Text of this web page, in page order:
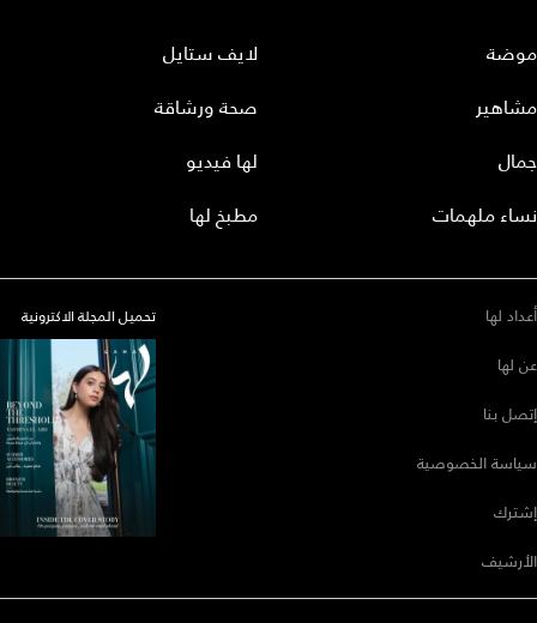
موضة
مشاهير
جمال
نساء ملهمات
لايف ستايل
صحة ورشاقة
لها فيديو
مطبخ لها
أعداد لها
عن لها
إتصل بنا
سياسة الخصوصية
إشترك
الأرشيف
تحميل المجلة الاكترونية